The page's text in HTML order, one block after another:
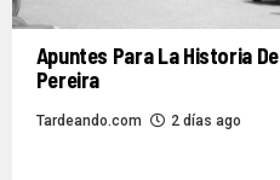
Apuntes Para La Historia De
Pereira
Tardeando.com 2 días ago